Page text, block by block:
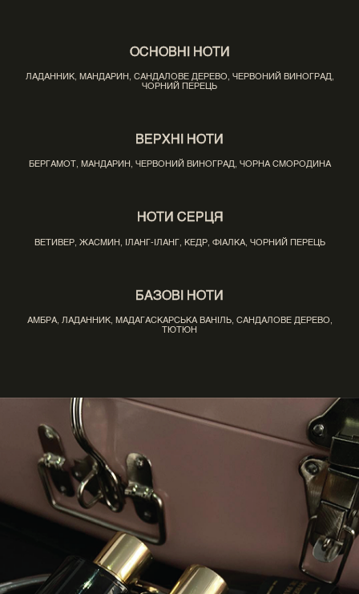
ОСНОВНІ НОТИ
ЛАДАННИК, МАНДАРИН, САНДАЛОВЕ ДЕРЕВО, ЧЕРВОНИЙ ВИНОГРАД,
ЧОРНИЙ ПЕРЕЦЬ
ВЕРХНІ НОТИ
БЕРГАМОТ, МАНДАРИН, ЧЕРВОНИЙ ВИНОГРАД, ЧОРНА СМОРОДИНА
НОТИ СЕРЦЯ
ВЕТИВЕР, ЖАСМИН, ІЛАНГ-ІЛАНГ, КЕДР, ФІАЛКА, ЧОРНИЙ ПЕРЕЦЬ
БАЗОВІ НОТИ
АМБРА, ЛАДАННИК, МАДАГАСКАРСЬКА ВАНІЛЬ, САНДАЛОВЕ ДЕРЕВО,
ТЮТЮН